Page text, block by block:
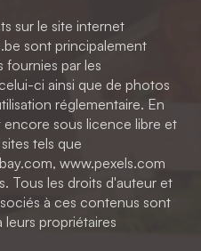
sur le site internet
sont principalement
par les
ci ainsi que de photos
réglementaire. En
sous licence libre et
tels que
www.pexels.com
Tous les droits d'auteur et
à ces contenus sont
propriétaires